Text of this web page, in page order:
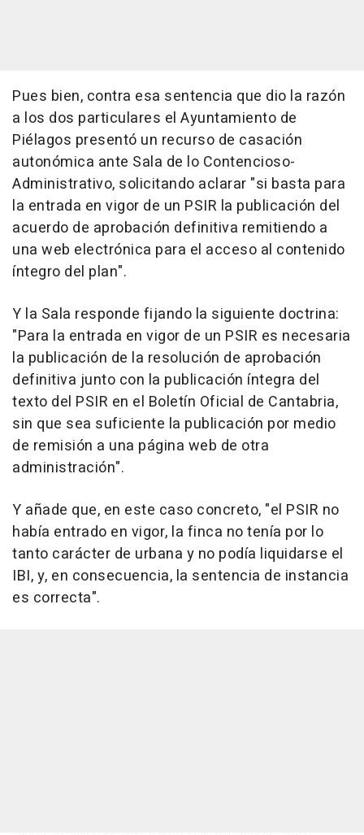
Pues bien, contra esa sentencia que dio la razón
a los dos particulares el Ayuntamiento de
Piélagos presentó un recurso de casación
autonómica ante Sala de lo Contencioso-
Administrativo, solicitando aclarar "si basta para
la entrada en vigor de un PSIR la publicación del
acuerdo de aprobación definitiva remitiendo a
una web electrónica para el acceso al contenido
íntegro del plan".
Y la Sala responde fijando la siguiente doctrina:
"Para la entrada en vigor de un PSIR es necesaria
la publicación de la resolución de aprobación
definitiva junto con la publicación íntegra del
texto del PSIR en el Boletín Oficial de Cantabria,
sin que sea suficiente la publicación por medio
de remisión a una página web de otra
administración".
Y añade que, en este caso concreto, "el PSIR no
había entrado en vigor, la finca no tenía por lo
tanto carácter de urbana y no podía liquidarse el
IBI, y, en consecuencia, la sentencia de instancia
es correcta".